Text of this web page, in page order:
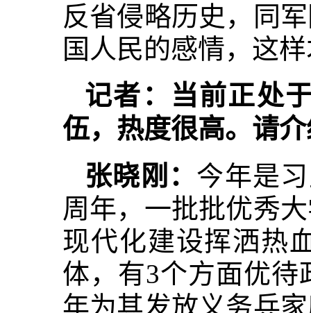
反省侵略历史，同
国人民的感情，这
记者：当前正处
伍，热度很高。请
张晓刚： 今年是
周年，一批批优秀
现代化建设挥洒热
体，有3个方面优
年为其发放义务兵